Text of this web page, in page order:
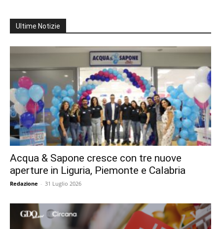
Ultime Notizie
Acqua & Sapone cresce con tre nuove
aperture in Liguria, Piemonte e Calabria
Redazione - 31 Luglio 2026